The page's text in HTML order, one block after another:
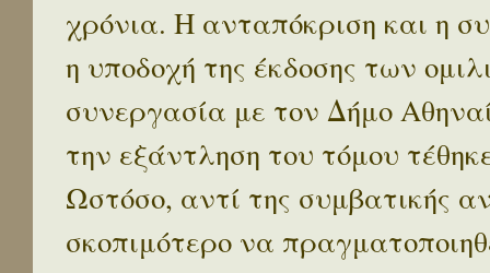
χρόνια. Η ανταπόκριση και η
η υποδοχή της έκδοσης των
συνεργασία με τον Δήμο
την εξάντληση του τόμου
Ωστόσο, αντί της συμβατικής
σκοπιμότερο να